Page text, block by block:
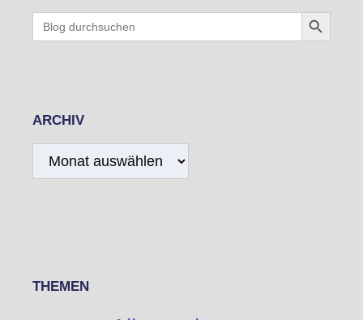
Search
for:
Search Button
ARCHIV
THEMEN